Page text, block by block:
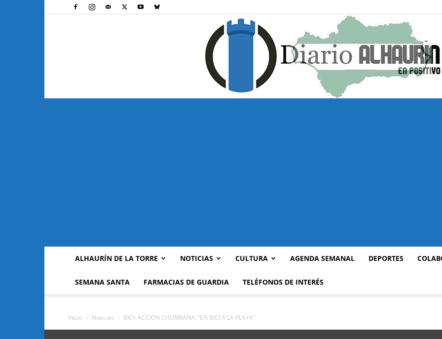
ALHAURÍN DE LA TORRE NOTICIAS CULTURA AGENDA SEMANAL DEPORTES
SEMANA SANTA FARMACIAS DE GUARDIA TELÉFONOS DE INTERÉS
Inicio Noticias BICI- ACCIÓN CHURRIANA, “EN BICI A LA PLAYA”